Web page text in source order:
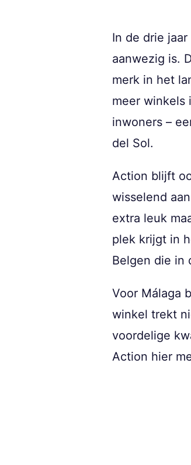
In de drie
aanwezig is.
merk in het
meer winkels
inwoners –
del Sol.
Action blijft
wisselend
extra leuk
plek krijgt in
Belgen die in
Voor Málaga
winkel trekt
voordelige
Action hier